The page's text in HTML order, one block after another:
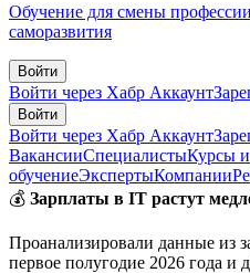
Обучение для смены
саморазвития
Войти
Войти через Хабр Аккаунт
Войти
Войти через Хабр Аккаунт
ВакансииСпециалистыКурсы и
обучениеЭкспертыКомпании
💰 Зарплаты в IT растут
Проанализировали данные из
первое полугодие 2026 года и